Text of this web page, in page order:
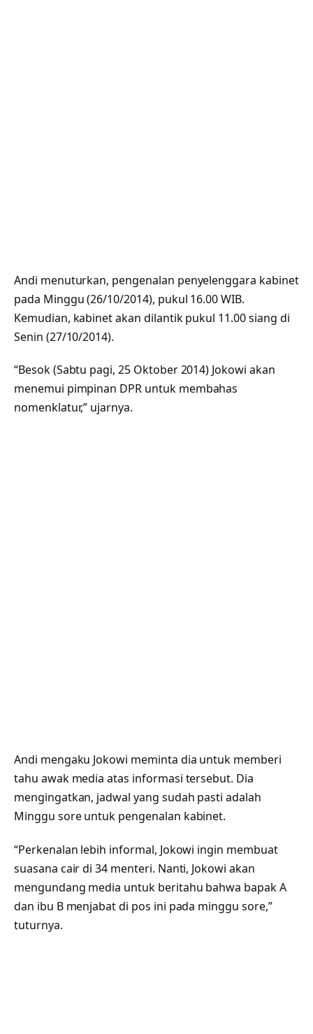
Andi menuturkan, pengenalan penyelenggara kabinet
pada Minggu (26/10/2014), pukul 16.00 WIB.
Kemudian, kabinet akan dilantik pukul 11.00 siang di
Senin (27/10/2014).
“Besok (Sabtu pagi, 25 Oktober 2014) Jokowi akan
menemui pimpinan DPR untuk membahas
nomenklatur,” ujarnya.
Andi mengaku Jokowi meminta dia untuk memberi
tahu awak media atas informasi tersebut. Dia
mengingatkan, jadwal yang sudah pasti adalah
Minggu sore untuk pengenalan kabinet.
“Perkenalan lebih informal, Jokowi ingin membuat
suasana cair di 34 menteri. Nanti, Jokowi akan
mengundang media untuk beritahu bahwa bapak A
dan ibu B menjabat di pos ini pada minggu sore,”
tuturnya.